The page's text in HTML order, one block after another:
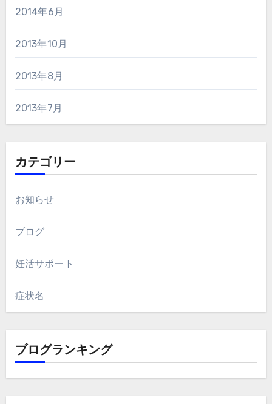
2014年6月
2013年10月
2013年8月
2013年7月
カテゴリー
お知らせ
ブログ
妊活サポート
症状名
ブログランキング